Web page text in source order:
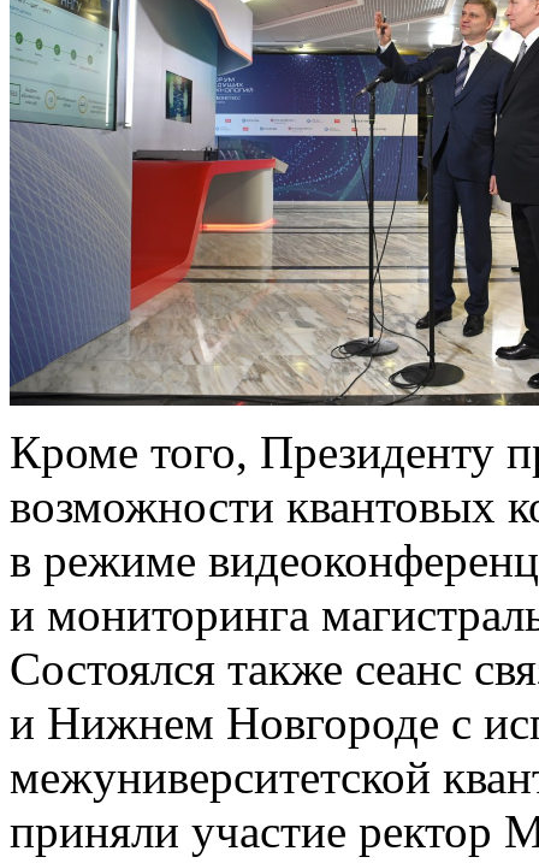
Кроме того, Президенту
возможности квантовых
в режиме
и мониторинга
Состоялся также сеанс
и Нижнем Новгороде с
межуниверситетской
приняли участие